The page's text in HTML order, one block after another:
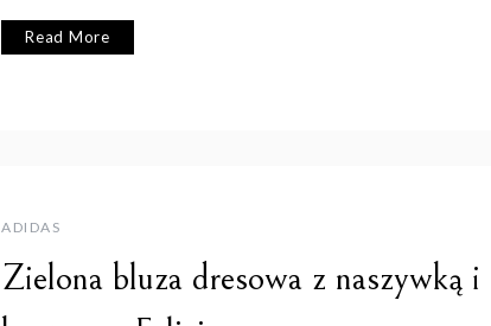
Read More
ADIDAS
Zielona bluza dresowa z naszywką i